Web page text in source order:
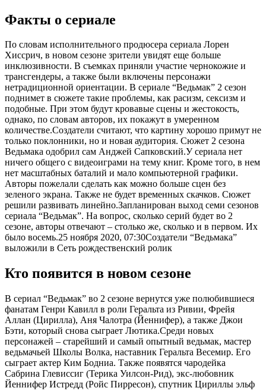
Факты о сериале
По словам исполнительного продюсера сериала Лорен
Хиссрич, в новом сезоне зрители увидят еще больше
инклюзивности. В съемках приняли участие чернокожие и
трансгендеры, а также были включены персонажи
нетрадиционной ориентации. В сериале “Ведьмак” 2 сезон
поднимет в сюжете такие проблемы, как расизм, сексизм и
подобные. При этом будут кровавые сцены и жестокость,
однако, по словам авторов, их покажут в умеренном
количестве.Создатели считают, что картину хорошо примут не
только поклонники, но и новая аудитория. Сюжет 2 сезона
Ведьмака одобрил сам Анджей Сапковский.У сериала нет
ничего общего с видеоиграми на тему книг. Кроме того, в нем
нет масштабных баталий и мало компьютерной графики.
Авторы пожелали сделать как можно больше сцен без
зеленого экрана. Также не будет временных скачков. Сюжет
решили развивать линейно.Запланирован выход семи сезонов
сериала “Ведьмак”. На вопрос, сколько серий будет во 2
сезоне, авторы отвечают – столько же, сколько и в первом. Их
было восемь.25 ноября 2020, 07:30Создатели “Ведьмака”
выложили в Сеть рождественский ролик
Кто появится в новом сезоне
В сериал “Ведьмак” во 2 сезоне вернутся уже полюбившиеся
фанатам Генри Кавилл в роли Геральта из Ривии, Фрейя
Аллан (Цирилла), Аня Чалотра (Йеннифер), а также Джои
Бэти, который снова сыграет Лютика.Среди новых
персонажей – старейший и самый опытный ведьмак, мастер
ведьмачьей Школы Волка, наставник Геральта Весемир. Его
сыграет актер Ким Бодниа. Также появятся чародейка
Сабрина Глевиссиг (Терика Уилсон-Рид), экс-любовник
Йеннифер Истредд (Ройс Пирресон), спутник Цириллы эльф